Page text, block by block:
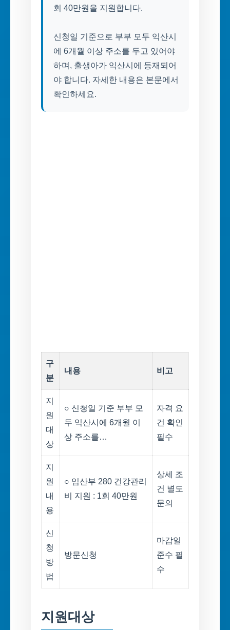
회 40만원을 지원합니다.
신청일 기준으로 부부 모두 익산시
에 6개월 이상 주소를 두고 있어야
하며, 출생아가 익산시에 등재되어
야 합니다. 자세한 내용은 본문에서
확인하세요.
구
분
내용 비고
지
원
대
상
○ 신청일 기준 부부 모
두 익산시에 6개월 이
상 주소를…
자격 요
건 확인
필수
지
원
내
용
○ 임산부 280 건강관리
비 지원 : 1회 40만원
상세 조
건 별도
문의
신
청
방
법
방문신청
마감일
준수 필
수
지원대상